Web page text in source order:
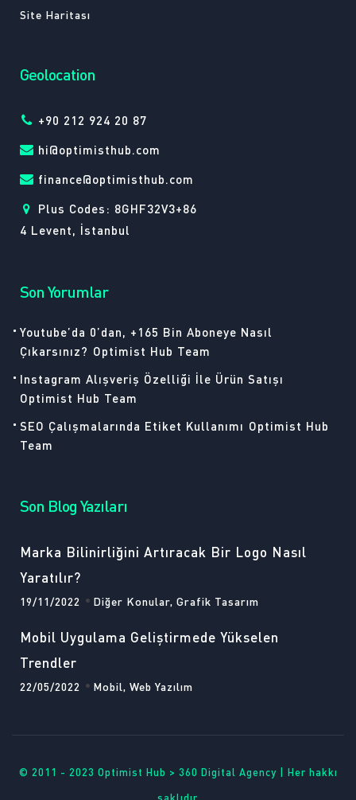
Site Haritası
Geolocation
+90 212 924 20 87
hi@optimisthub.com
finance@optimisthub.com
Plus Codes: 8GHF32V3+86
4 Levent, İstanbul
Son Yorumlar
Youtube’da 0’dan, +165 Bin Aboneye Nasıl
Çıkarsınız? Optimist Hub Team
Instagram Alışveriş Özelliği İle Ürün Satışı
Optimist Hub Team
SEO Çalışmalarında Etiket Kullanımı Optimist Hub
Team
Son Blog Yazıları
Marka Bilinirliğini Artıracak Bir Logo Nasıl
Yaratılır?
19/11/2022 Diğer Konular, Grafik Tasarım
Mobil Uygulama Geliştirmede Yükselen
Trendler
22/05/2022 Mobil, Web Yazılım
© 2011 - 2023 Optimist Hub > 360 Digital Agency | Her hakkı
saklıdır.